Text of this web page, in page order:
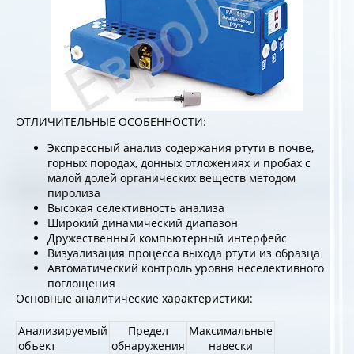
ОТЛИЧИТЕЛЬНЫЕ ОСОБЕННОСТИ:
Экспрессный анализ содержания ртути в почве,
горных породах, донных отложениях и пробах с
малой долей органических веществ методом
пиролиза
Высокая селективность анализа
Широкий динамический диапазон
Дружественный компьютерный интерфейс
Визуализация процесса выхода ртути из образца
Автоматический контроль уровня неселективного
поглощения
Основные аналитические характеристики:
Анализируемый
объект
Предел
обнаружения
Максимальные
навески